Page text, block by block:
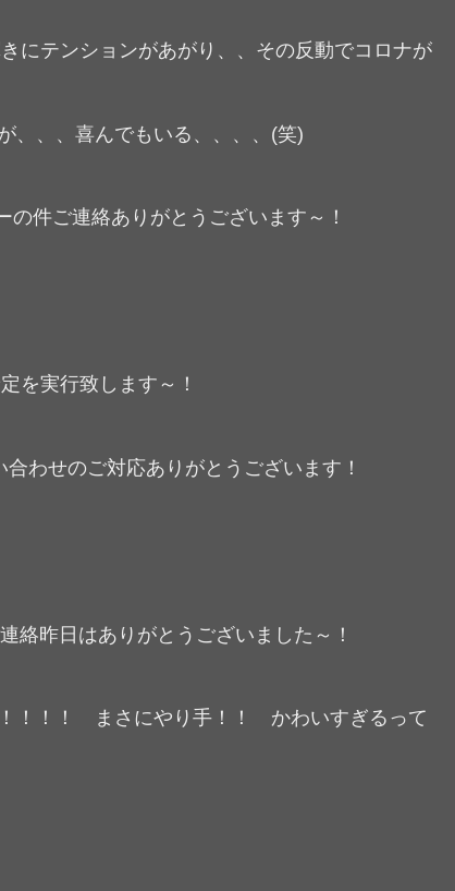
テンションがあがり、、その反動でコロナが
、、、喜んでもいる、、、、(笑)
ご連絡ありがとうございます～！
実行致します～！
せのご対応ありがとうございます！
昨日はありがとうございました～！
！！ まさにやり手！！ かわいすぎるって